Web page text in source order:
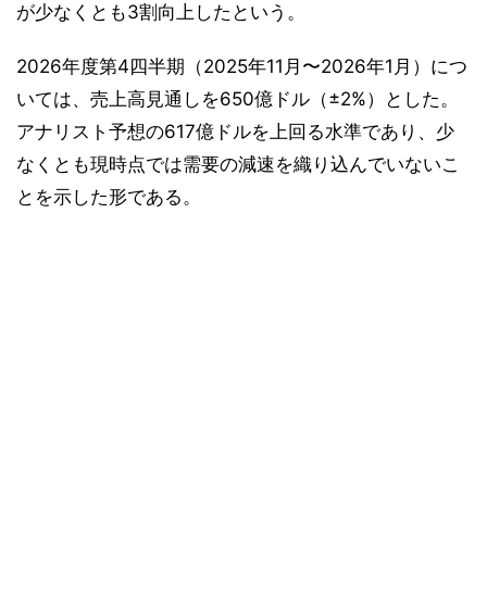
が少なくとも3割向上したという。
2026年度第4四半期（2025年11月〜2026年1月）につ
いては、売上高見通しを650億ドル（±2%）とした。
アナリスト予想の617億ドルを上回る水準であり、少
なくとも現時点では需要の減速を織り込んでいないこ
とを示した形である。